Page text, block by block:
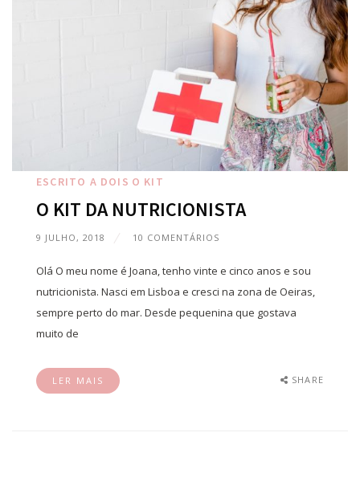
ESCRITO A DOIS O KIT
O KIT DA NUTRICIONISTA
9 JULHO, 2018 10 COMENTÁRIOS
Olá O meu nome é Joana, tenho vinte e cinco anos e sou
nutricionista. Nasci em Lisboa e cresci na zona de Oeiras,
sempre perto do mar. Desde pequenina que gostava
muito de
LER MAIS SHARE